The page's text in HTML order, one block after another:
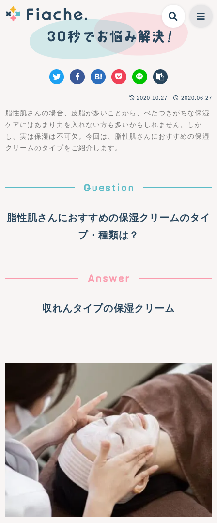
2020.10.27 2020.06.27
脂性肌さんの場合、皮脂が多いことから、べたつきがちな保湿
ケアにはあまり力を入れない方も多いかもしれません。しか
し、実は保湿は不可欠。今回は、脂性肌さんにおすすめの保湿
クリームのタイプをご紹介します。
脂性肌さんにおすすめの保湿クリームのタイ
プ・種類は？
収れんタイプの保湿クリーム